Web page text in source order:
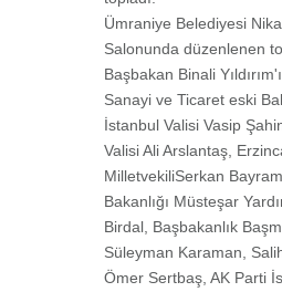
Ümraniye Belediyesi
Salonunda düzenlenen
Başbakan Binali
Sanayi ve Ticaret eski
İstanbul Valisi Vasip
Valisi Ali Arslantaş,
MilletvekiliSerkan
Bakanlığı Müsteşar
Birdal, Başbakanlık
Süleyman Karaman,
Ömer Sertbaş, AK Parti